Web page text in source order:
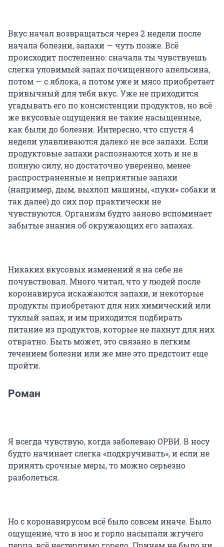
Вкус начал возвращаться через 2 недели после
начала болезни, запахи — чуть позже. Всё
происходит постепенно: сначала ты чувствуешь
слегка уловимый запах почищенного апельсина,
потом — с яблока, а потом уже и мясо приобретает
привычный для тебя вкус. Уже не приходится
угадывать его по консистенции продуктов, но всё
же вкусовые ощущения не такие насыщенные,
как были до болезни. Интересно, что спустя 4
недели улавливаются далеко не все запахи. Если
продуктовые запахи распознаются хоть и не в
полную силу, но достаточно уверенно, менее
распространенные и неприятные запахи
(например, дым, выхлоп машины, «пуки» собаки и
так далее) до сих пор практически не
чувствуются. Организм будто заново вспоминает
забытые знания об окружающих его запахах.
Никаких вкусовых изменений я на себе не
почувствовал. Много читал, что у людей после
коронавируса искажаются запахи, и некоторые
продукты приобретают для них химический или
тухлый запах, и им приходится подбирать
питание из продуктов, которые не пахнут для них
отвратно. Быть может, это связано в легким
течением болезни или же мне это предстоит еще
пройти.
Роман
Я всегда чувствую, когда заболеваю ОРВИ. В носу
будто начинает слегка «подкручивать», и если не
принять срочные меры, то можно серьезно
разболеться.
Но с коронавирусом всё было совсем иначе. Было
ощущение, что в нос и горло насыпали жгучего